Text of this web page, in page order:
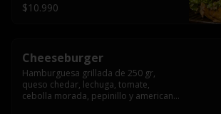
$10.990
Cheeseburger
Hamburguesa grillada de 250 gr,
queso chedar, lechuga, tomate,
cebolla morada, pepinillo y american